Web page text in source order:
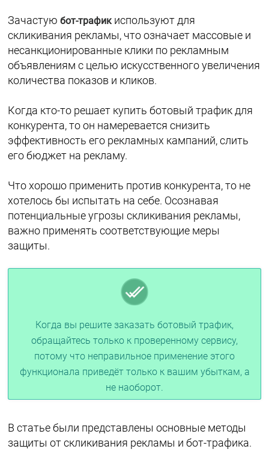
Зачастуюбот-трафик используют для
скликивания рекламы, что означает массовые и
несанкционированные клики по рекламным
объявлениям с целью искусственного увеличения
количества показов и кликов.
Когда кто-то решает купить ботовый трафик для
конкурента, то он намеревается снизить
эффективность его рекламных кампаний, слить
его бюджет на рекламу.
Что хорошо применить против конкурента, то не
хотелось бы испытать на себе. Осознавая
потенциальные угрозы скликивания рекламы,
важно применять соответствующие меры
защиты.
Когда вы решите заказать ботовый трафик,
обращайтесь только к проверенному сервису,
потому что неправильное применение этого
функционала приведёт только к вашим убыткам, а
не наоборот.
В статье были представлены основные методы
защиты от скликивания рекламы и бот-трафика.